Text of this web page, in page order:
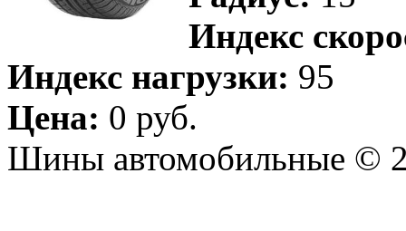
Индекс
Индекс нагрузки: 95
Цена: 0 руб.
Шины автомобильные ©